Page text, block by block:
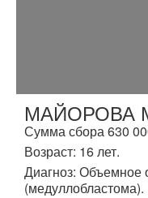
МАЙОРОВА
Сумма сбора 630
Возраст: 16 лет.
Диагноз: Объемное
(медуллобластома).